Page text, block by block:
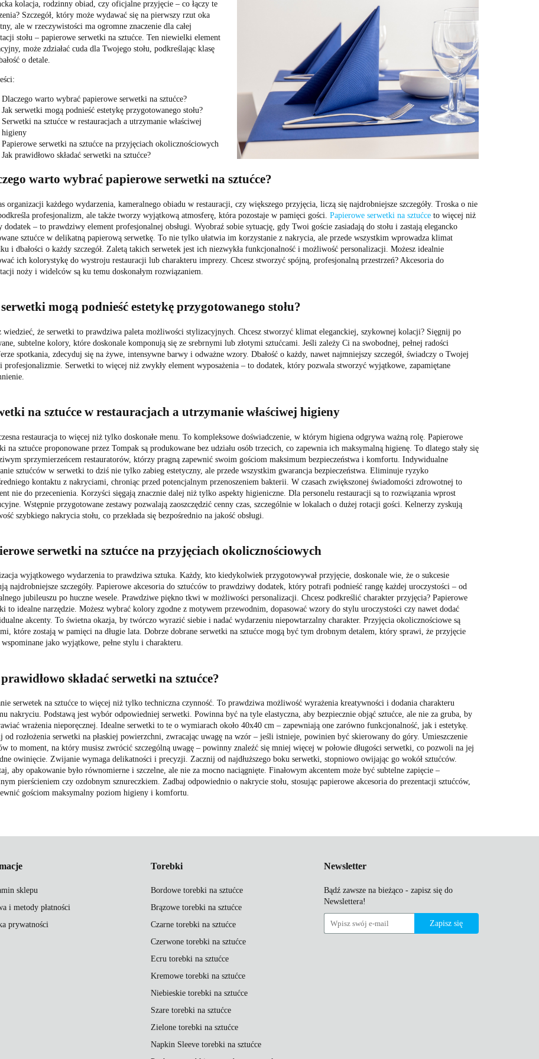
kolacja, rodzinny obiad, czy oficjalne przyjęcie – co łączy te
Szczegół, który może wydawać się na pierwszy rzut oka
ale w rzeczywistości ma ogromne znaczenie dla całej
stołu – papierowe serwetki na sztućce. Ten niewielki element
może zdziałać cuda dla Twojego stołu, podkreślając klasę
o detale.
Dlaczego warto wybrać papierowe serwetki na sztućce?
Jak serwetki mogą podnieść estetykę przygotowanego stołu?
Serwetki na sztućce w restauracjach a utrzymanie właściwej
higieny
Papierowe serwetki na sztućce na przyjęciach okolicznościowych
Jak prawidłowo składać serwetki na sztućce?
warto wybrać papierowe serwetki na sztućce?
organizacji każdego wydarzenia, kameralnego obiadu w restauracji, czy większego przyjęcia, liczą się najdrobniejsze szczegóły. Troska o nie
profesjonalizm, ale także tworzy wyjątkową atmosferę, która pozostaje w pamięci gości. Papierowe serwetki na sztućceto więcej niż
dodatek – to prawdziwy element profesjonalnej obsługi. Wyobraź sobie sytuację, gdy Twoi goście zasiadają do stołu i zastają elegancko
sztućce w delikatną papierową serwetkę. To nie tylko ułatwia im korzystanie z nakrycia, ale przede wszystkim wprowadza klimat
i dbałości o każdy szczegół. Zaletą takich serwetek jest ich niezwykła funkcjonalność i możliwość personalizacji. Możesz idealnie
ich kolorystykę do wystroju restauracji lub charakteru imprezy. Chcesz stworzyć spójną, profesjonalną przestrzeń? Akcesoria do
noży i widelców są ku temu doskonałym rozwiązaniem.
mogą podnieść estetykę przygotowanego stołu?
wiedzieć, że serwetki to prawdziwa paleta możliwości stylizacyjnych. Chcesz stworzyć klimat eleganckiej, szykownej kolacji? Sięgnij po
subtelne kolory, które doskonale komponują się ze srebrnymi lub złotymi sztućcami. Jeśli zależy Ci na swobodnej, pełnej radości
spotkania, zdecyduj się na żywe, intensywne barwy i odważne wzory. Dbałość o każdy, nawet najmniejszy szczegół, świadczy o Twojej
profesjonalizmie. Serwetki to więcej niż zwykły element wyposażenia – to dodatek, który pozwala stworzyć wyjątkowe, zapamiętane
na sztućce w restauracjach a utrzymanie właściwej higieny
restauracja to więcej niż tylko doskonałe menu. To kompleksowe doświadczenie, w którym higiena odgrywa ważną rolę. Papierowe
na sztućce proponowane przez Tompak są produkowane bez udziału osób trzecich, co zapewnia ich maksymalną higienę. To dlatego stały się
sprzymierzeńcem restauratorów, którzy pragną zapewnić swoim gościom maksimum bezpieczeństwa i komfortu. Indywidualne
sztućców w serwetki to dziś nie tylko zabieg estetyczny, ale przede wszystkim gwarancja bezpieczeństwa. Eliminuje ryzyko
kontaktu z nakryciami, chroniąc przed potencjalnym przenoszeniem bakterii. W czasach zwiększonej świadomości zdrowotnej to
nie do przecenienia. Korzyści sięgają znacznie dalej niż tylko aspekty higieniczne. Dla personelu restauracji są to rozwiązania wprost
Wstępnie przygotowane zestawy pozwalają zaoszczędzić cenny czas, szczególnie w lokalach o dużej rotacji gości. Kelnerzy zyskują
szybkiego nakrycia stołu, co przekłada się bezpośrednio na jakość obsługi.
serwetki na sztućce na przyjęciach okolicznościowych
wyjątkowego wydarzenia to prawdziwa sztuka. Każdy, kto kiedykolwiek przygotowywał przyjęcie, doskonale wie, że o sukcesie
najdrobniejsze szczegóły. Papierowe akcesoria do sztućców to prawdziwy dodatek, który potrafi podnieść rangę każdej uroczystości – od
jubileuszu po huczne wesele. Prawdziwe piękno tkwi w możliwości personalizacji. Chcesz podkreślić charakter przyjęcia? Papierowe
to ideal­ne narzędzie. Możesz wybrać kolory zgodne z motywem przewodnim, dopasować wzory do stylu uroczystości czy nawet dodać
akcenty. To świetna okazja, by twórczo wyrazić siebie i nadać wydarzeniu niepowtarzalny charakter. Przyjęcia okolicznościowe są
które zostają w pamięci na długie lata. Dobrze dobrane serwetki na sztućce mogą być tym drobnym detalem, który sprawi, że przyjęcie
wspominane jako wyjątkowe, pełne stylu i charakteru.
składać serwetki na sztućce?
serwetek na sztućce to więcej niż tylko techniczna czynność. To prawdziwa możliwość wyrażenia kreatywności i dodania charakteru
nakryciu. Podstawą jest wybór odpowiedniej serwetki. Powinna być na tyle elastyczna, aby bezpiecznie objąć sztućce, ale nie za gruba, by
wrażenia nieporęcznej. Idealne serwetki to te o wymiarach około 40x40 cm – zapewniają one zarówno funkcjonalność, jak i estetykę.
od rozłożenia serwetki na płaskiej powierzchni, zwracając uwagę na wzór – jeśli istnieje, powinien być skierowany do góry. Umieszczenie
to moment, na który musisz zwrócić szczególną uwagę –powinny znaleźć się mniej więcej w połowie długości serwetki, co pozwoli na jej
owinięcie. Zwijanie wymaga delikatności i precyzji. Zacznij od najdłuższego boku serwetki, stopniowo owijając go wokół sztućców.
aby opakowanie było równomierne i szczelne, ale nie za mocno naciągnięte. Finałowym akcentem może być subtelne zapięcie –
pierścieniem czy ozdobnym sznureczkiem. Zadbaj odpowiednio o nakrycie stołu, stosując papierowe akcesoria do prezentacji sztućców,
gościom maksymalny poziom higieny i komfortu.
sklepu
i metody płatności
prywatności
Torebki
Bordowe torebki na sztućce
Brązowe torebki na sztućce
Czarne torebki na sztućce
Czerwone torebki na sztućce
Ecru torebki na sztućce
Kremowe torebki na sztućce
Niebieskie torebki na sztućce
Szare torebki na sztućce
Zielone torebki na sztućce
Napkin Sleeve torebki na sztućce
Newsletter
Bądź zawsze na bieżąco - zapisz się do
Newslettera!